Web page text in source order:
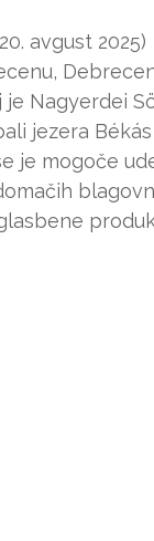
avgust 2025)
Nagyerdei
jezera
je mogoče